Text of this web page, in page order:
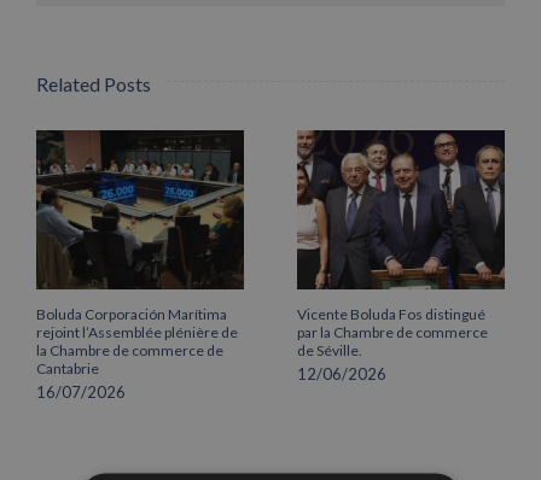
Related Posts
Boluda Corporación Marítima
rejoint l’Assemblée plénière de
la Chambre de commerce de
Cantabrie
16/07/2026
Vicente Boluda Fos distingué
par la Chambre de commerce
de Séville.
12/06/2026